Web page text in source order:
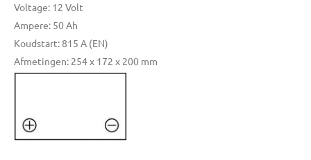
Voltage: 12 Volt
Ampere: 50 Ah
Koudstart: 815 A (EN)
Afmetingen: 254 x 172 x 200 mm